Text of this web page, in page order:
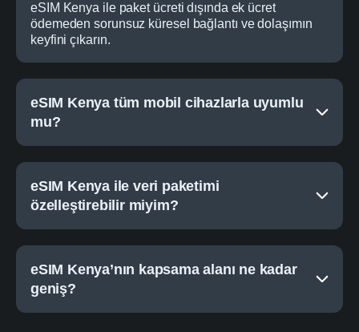
eSIM Kenya ile paket ücreti dışında ek ücret
ödemeden sorunsuz küresel bağlantı ve dolaşımın
keyfini çıkarın.
eSIM Kenya tüm mobil cihazlarla uyumlu
mu?
eSIM Kenya ile veri paketimi
özelleştirebilir miyim?
eSIM Kenya’nın kapsama alanı ne kadar
geniş?